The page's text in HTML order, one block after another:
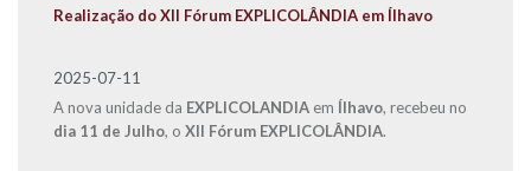
Realização do XII Fórum EXPLICOLÂNDIA em Ílhavo
2025-07-11
A nova unidade da EXPLICOLANDIA em Ílhavo, recebeu no
dia 11 de Julho, o XII Fórum EXPLICOLÂNDIA.